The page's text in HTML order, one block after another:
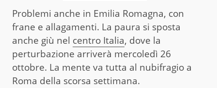
Problemi anche in Emilia Romagna, con
frane e allagamenti. La paura si sposta
anche giù nel centro Italia, dove la
perturbazione arriverà mercoledì 26
ottobre. La mente va tutta al nubifragio a
Roma della scorsa settimana.